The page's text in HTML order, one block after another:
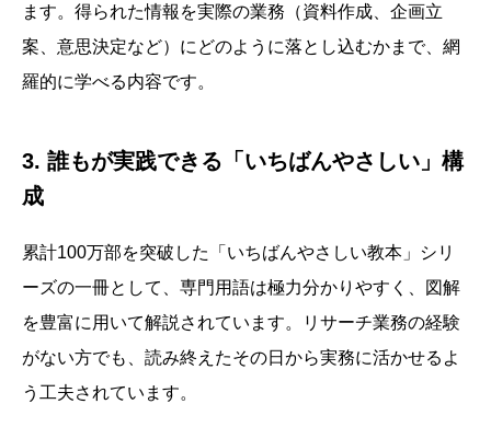
ます。得られた情報を実際の業務（資料作成、企画立
案、意思決定など）にどのように落とし込むかまで、網
羅的に学べる内容です。
3. 誰もが実践できる「いちばんやさしい」構
成
累計100万部を突破した「いちばんやさしい教本」シリ
ーズの一冊として、専門用語は極力分かりやすく、図解
を豊富に用いて解説されています。リサーチ業務の経験
がない方でも、読み終えたその日から実務に活かせるよ
う工夫されています。